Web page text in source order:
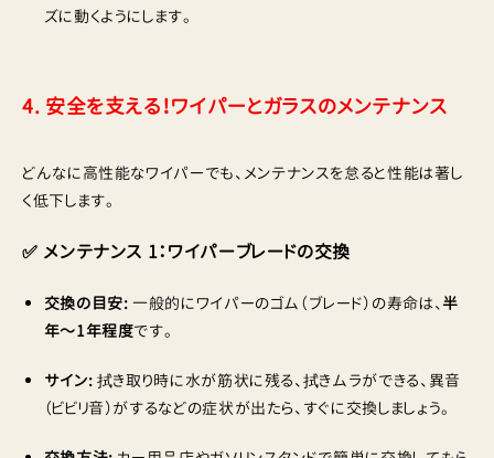
ズに動くようにします。
4. 安全を支える！ワイパーとガラスのメンテナンス
どんなに高性能なワイパーでも、メンテナンスを怠ると性能は著し
く低下します。
✅ メンテナンス 1：ワイパーブレードの交換
交換の目安: 一般的にワイパーのゴム（ブレード）の寿命は、 半
年〜1年程度です。
サイン: 拭き取り時に水が筋状に残る、拭きムラができる、異音
（ビビリ音）がするなどの症状が出たら、すぐに交換しましょう。